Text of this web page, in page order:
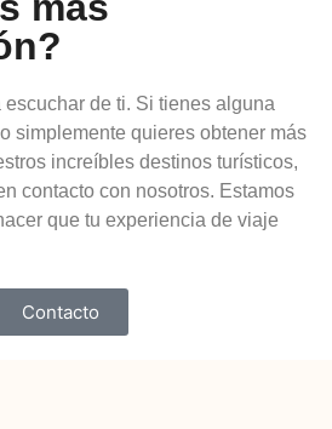
escuchar de ti. Si tienes alguna
simplemente quieres obtener más
increíbles destinos turísticos,
contacto con nosotros. Estamos
que tu experiencia de viaje
Contacto